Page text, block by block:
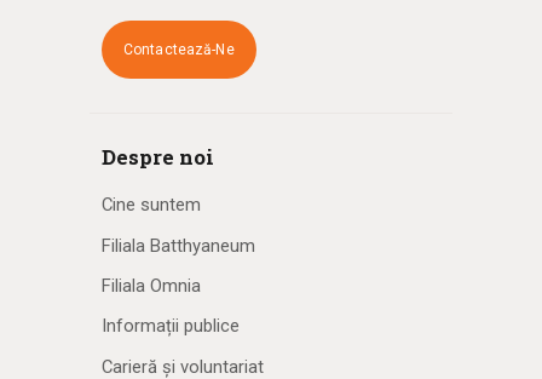
Contactează-Ne
Despre noi
Cine suntem
Filiala Batthyaneum
Filiala Omnia
Informații publice
Carieră și voluntariat